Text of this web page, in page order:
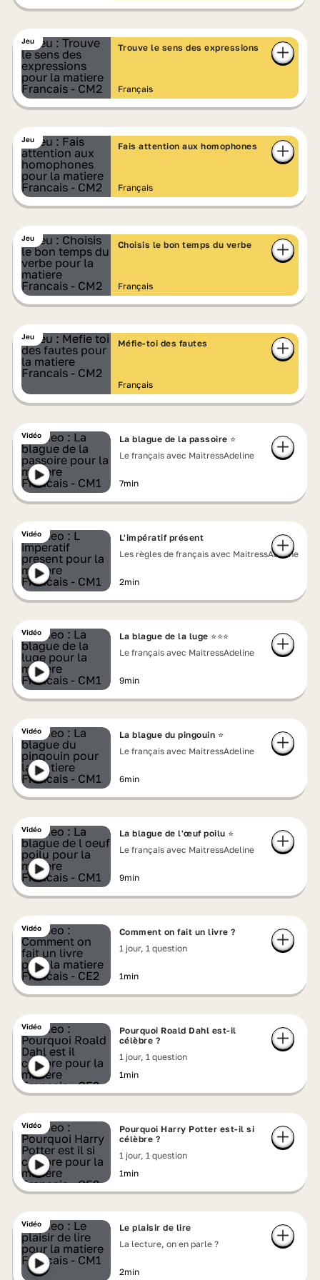
Vidéo
La blague de la passoire ⭐
Le français avec MaitressAdeline
7min
Vidéo
L'impératif présent
Les règles de français avec MaitressAdeline
2min
Vidéo
La blague de la luge ⭐⭐⭐
Le français avec MaitressAdeline
9min
Vidéo
La blague du pingouin ⭐
Le français avec MaitressAdeline
6min
Vidéo
La blague de l'œuf poilu ⭐
Le français avec MaitressAdeline
9min
Vidéo
Comment on fait un livre ?
1 jour, 1 question
1min
Vidéo
Pourquoi Roald Dahl est-il
célèbre ?
1 jour, 1 question
1min
Jeu
Trouve le sens des expressions
Français
Jeu
Fais attention aux homophones
Français
Jeu
Choisis le bon temps du verbe
Français
Jeu
Méfie-toi des fautes
Français
Vidéo
Pourquoi Harry Potter est-il si
célèbre ?
1 jour, 1 question
1min
Vidéo
Le plaisir de lire
La lecture, on en parle ?
2min